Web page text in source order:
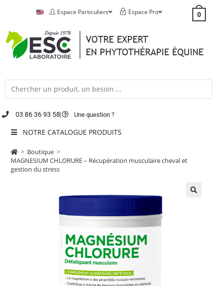
Espace Particuliers Espace Pro 0
03 86 36 93 58 Une question ?
NOTRE CATALOGUE PRODUITS
> Boutique >
MAGNESIUM CHLORURE – Récupération musculaire cheval et
gestion du stress